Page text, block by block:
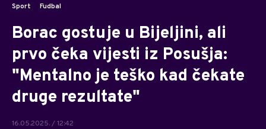
Sport Fudbal
Borac gostuje u Bijeljini, ali
prvo čeka vijesti iz Posušja:
"Mentalno je teško kad čekate
druge rezultate"
16.05.2025. / 12:42